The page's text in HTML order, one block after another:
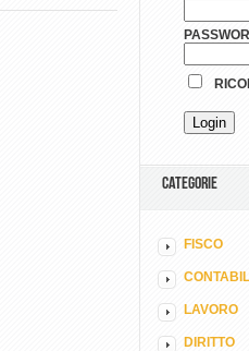
CATEGORIE
FISCO
LAVORO
DIRITTO